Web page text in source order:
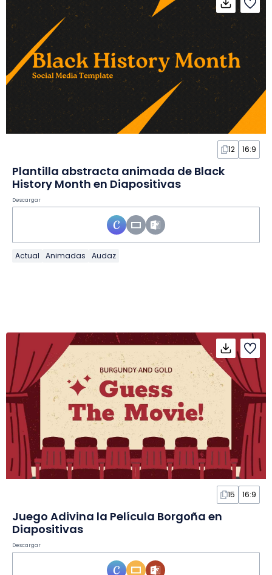
12 16:9
Plantilla abstracta animada de Black
History Month en Diapositivas
Descargar
Actual Animadas Audaz
15 16:9
Juego Adivina la Película Borgoña en
Diapositivas
Descargar